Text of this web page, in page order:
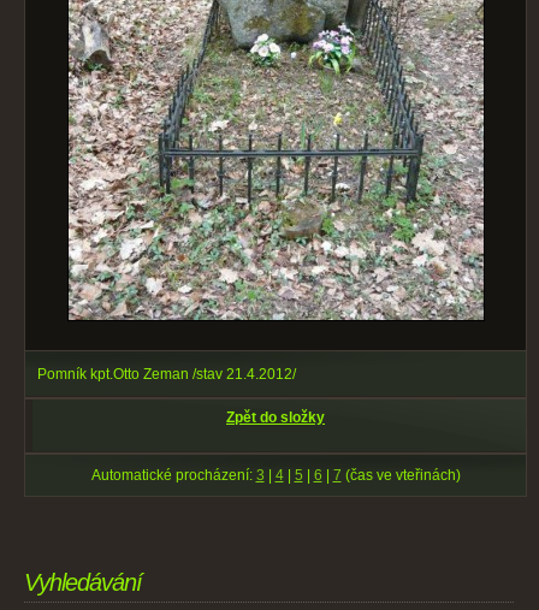
Pomník kpt.Otto Zeman /stav 21.4.2012/
Zpět do složky
Automatické procházení: 3 4| 5 6 7 (čas ve vteřinách)
Vyhledávání